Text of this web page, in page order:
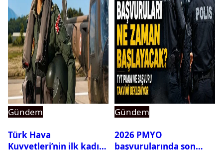
Gündem
Türk Hava
Kuvvetleri’nin ilk kadın
Gündem
2026 PMYO
başvurularında son